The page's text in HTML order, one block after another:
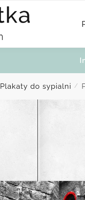
Plakaty do sypialni /